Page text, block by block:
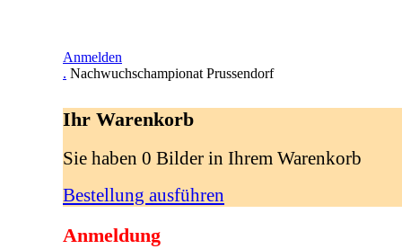
Anmelden
. Nachwuchschampionat Prussendorf
Ihr Warenkorb
Sie haben 0 Bilder in Ihrem Warenkorb
Bestellung ausführen
Anmeldung